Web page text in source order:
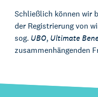
Ihr Legal Businesspartner
Schließlich können wir
der Registrierung von
sog. UBO, Ultimate
zusammenhängenden